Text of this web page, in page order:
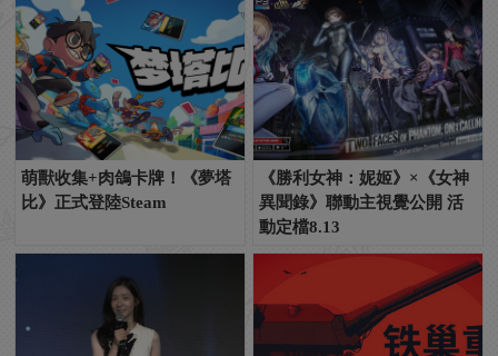
萌獸收集+肉鴿卡牌！《夢塔
比》正式登陸Steam
《勝利女神：妮姬》×《女神
異聞錄》聯動主視覺公開 活
動定檔8.13